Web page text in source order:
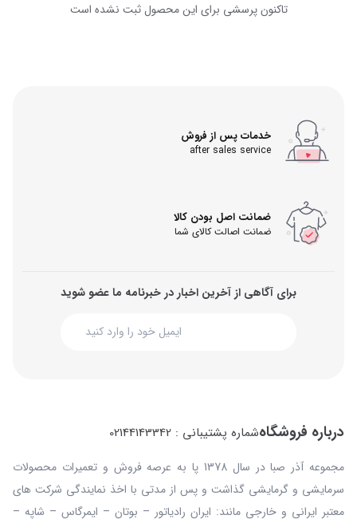
تاکنون پرسشی برای این محصول ثبت نشده است
خدمات پس از فروش
after sales service
ضمانت اصل بودن کالا
ضمانت اصالت کالای شما
برای آگاهی از آخرین اخبار در خبرنامه ما عضو شوید
درباره فروشگاهشماره پشتیبانی : 02144143342
مجموعه آذر صبا در سال 1378 پا به عرصه فروش و تعمیرات محصولات
سرمایشی و گرمایشی گذاشت و پس از مدتی با اخذ نمایندگی شرکت های
معتبر ایرانی و خارجی مانند: ایران رادیاتور – بوتان – ایمرگاس – شاپه –